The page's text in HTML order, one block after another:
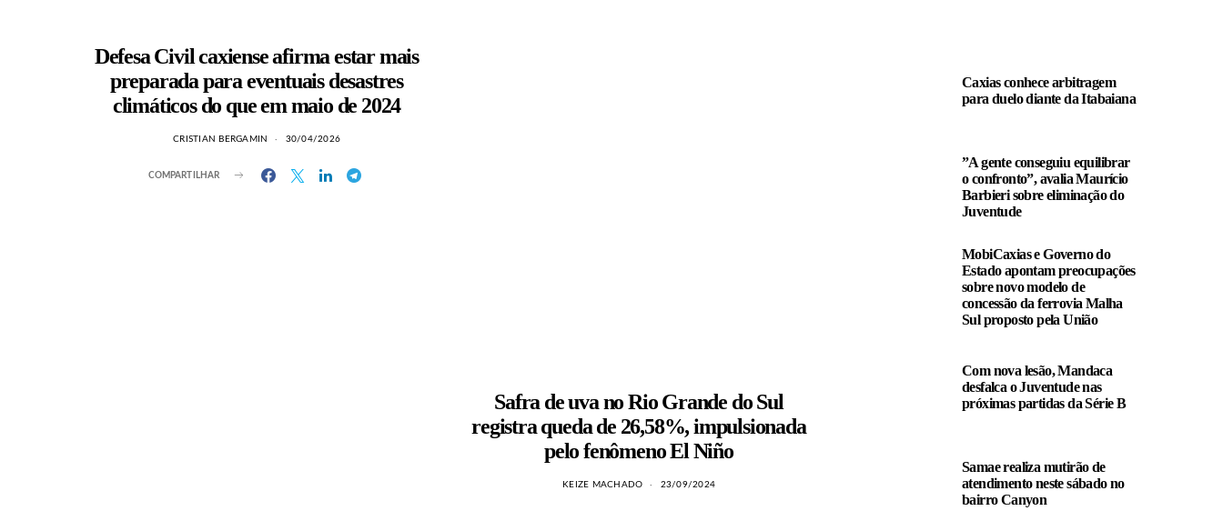
Defesa Civil caxiense afirma estar mais
preparada para eventuais desastres
climáticos do que em maio de 2024
CRISTIAN BERGAMIN 30/04/2026
COMPARTILHAR
Safra de uva no Rio Grande do Sul
registra queda de 26,58%, impulsionada
pelo fenômeno El Niño
KEIZE MACHADO 23/09/2024
Caxias conhece arbitragem
para duelo diante da Itabaiana
”A gente conseguiu equilibrar
o confronto”, avalia Maurício
Barbieri sobre eliminação do
Juventude
MobiCaxias e Governo do
Estado apontam preocupações
sobre novo modelo de
concessão da ferrovia Malha
Sul proposto pela União
Com nova lesão, Mandaca
desfalca o Juventude nas
próximas partidas da Série B
Samae realiza mutirão de
atendimento neste sábado no
bairro Canyon